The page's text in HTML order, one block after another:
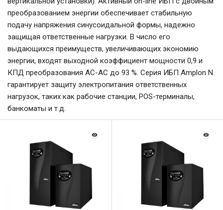
преобразованием энергии обеспечивает стабильную
подачу напряжения синусоидальной формы, надежно
защищая ответственные нагрузки. В число его
выдающихся преимуществ, увеличивающих экономию
энергии, входят выходной коэффициент мощности 0,9 и
КПД преобразования AC-AC до 93 %. Серия ИБП Amplon N
гарантирует защиту электропитания ответственных
нагрузок, таких как рабочие станции, POS-терминалы,
банкоматы и т.д.